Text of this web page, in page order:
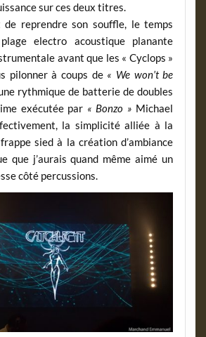
sur ces deux titres.
reprendre son souffle, le temps
plage electro acoustique planante
avant que les « Cyclops »
pilonner à coups de « We won’t be
rythmique de batterie de doubles
exécutée par « Bonzo » Michael
la simplicité alliée à la
sied à la création d’ambiance
que j’aurais quand même aimé un
côté percussions.